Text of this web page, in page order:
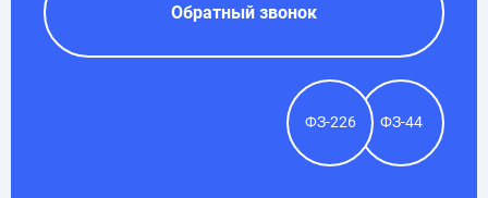
Обратный звонок
ФЗ-226 ФЗ-44